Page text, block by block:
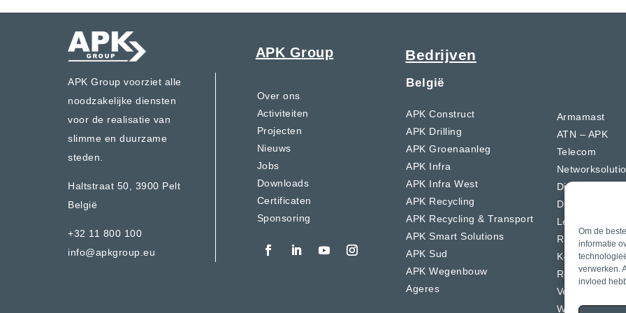
Om de
informatie
verwerken.
invloed
APK Group Bedrijven
APK Group voorziet alle
noodzakelijke diensten
voor de realisatie van
slimme en duurzame
steden.
Haltstraat 50, 3900 Pelt
België
+32 11 800 100
info@apkgroup.eu
Over ons
Activiteiten
Projecten
Nieuws
Jobs
Downloads
Certificaten
Sponsoring
België
APK Construct
APK Drilling
APK Groenaanleg
APK Infra
APK Infra West
APK Recycling
APK Recycling & Transport
APK Smart Solutions
APK Sud
APK Wegenbouw
Ageres
Armamast
ATN – APK
Telecom
Dierckx
Drion Glijbouw
LeVan
R.D.V.S
K-Boringen
Resol
Verfaillie-Leroy
Willy